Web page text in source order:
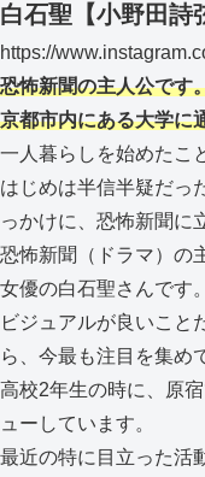
白石聖【小野田詩
https://
恐怖新聞の主人公です
京都市内にある大学に
一人暮らしを始めたこ
はじめは半信半疑だっ
っかけに、恐怖新聞に
恐怖新聞（ドラマ）の
女優の白石聖さんです。
ビジュアルが良いこと
ら、今最も注目を集め
高校2年生の時に、原
ューしています。
最近の特に目立った活